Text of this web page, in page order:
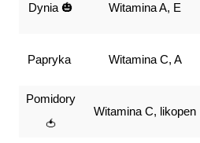
Dynia 🎃 Witamina A, E
Papryka Witamina C, A
Pomidory
🍅
Witamina C, likopen